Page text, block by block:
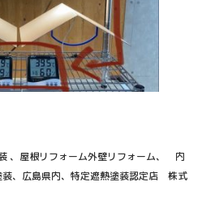
、屋根リフォーム外壁リフォーム、 内
装、広島県内、特定遮熱塗装認定店 株式